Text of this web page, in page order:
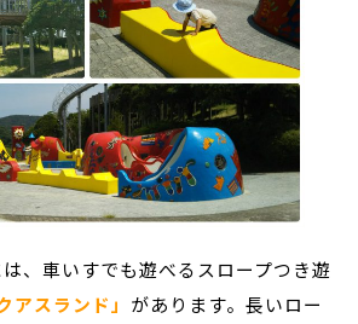
は、車いすでも遊べるスロープつき遊
アスランド」 があります。長いロー